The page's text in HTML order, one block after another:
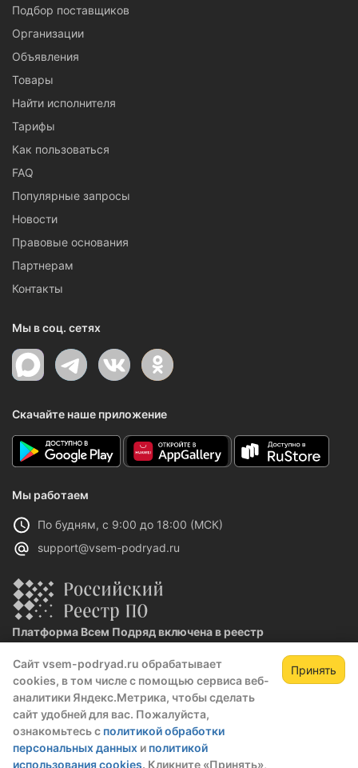
Сайт vsem-podryad.ru обрабатывает
cookies, в том числе с помощью сервиса веб-
аналитики Яндекс.Метрика, чтобы сделать
сайт удобней для вас. Пожалуйста,
ознакомьтесь с политикой обработки
персональных данных и политикой
использования cookies. Кликните «Принять»,
Принять
Подбор поставщиков
Организации
Объявления
Товары
Найти исполнителя
Тарифы
Как пользоваться
FAQ
Популярные запросы
Новости
Правовые основания
Партнерам
Контакты
Мы в соц. сетях
Скачайте наше приложение
Мы работаем
По будням, с 9:00 до 18:00 (МСК)
support@vsem-podryad.ru
Платформа Всем Подряд включена в реестр
Реестровая запись №32021 от 06.02.2026
Политика конфиденциальности
О компании